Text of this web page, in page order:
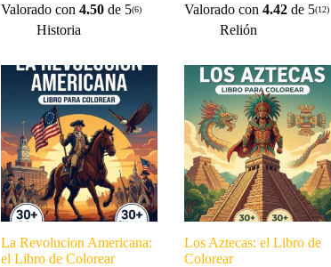
Valorado con 4.50de 5(6)
Historia
Valorado con4.42 de 5(12)
Relión
La Revolucion Americana:
el Libro de Colorear
Los Aztecas: el Libro de
Colorear